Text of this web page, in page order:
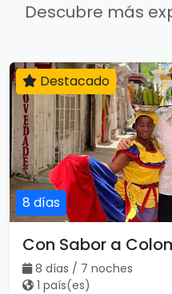
Descubre más
8 días
Destacado
Con Sabor a
8 días / 7 noches
1 país(es)